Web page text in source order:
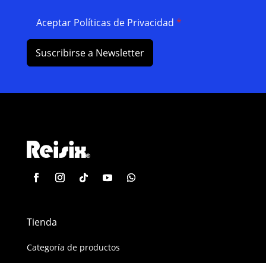
Aceptar Políticas de Privacidad *
Suscribirse a Newsletter
Tienda
Categoría de productos